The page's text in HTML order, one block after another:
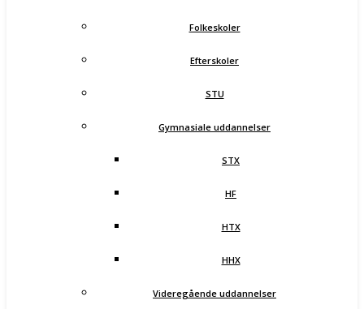
Folkeskoler
Efterskoler
STU
Gymnasiale uddannelser
STX
HF
HTX
HHX
Videregående uddannelser